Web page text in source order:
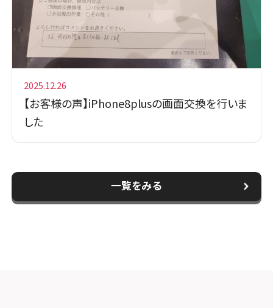
2025.12.26
【お客様の声】iPhone8plusの画面交換を行いま
した
一覧をみる